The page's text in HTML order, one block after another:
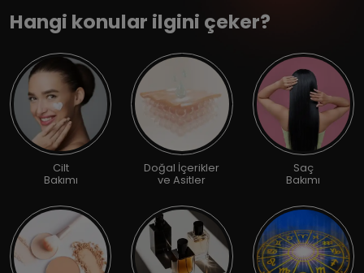
Hangi konular ilgini çeker?
Cilt
Bakımı
Doğal İçerikler
ve Asitler
Saç
Bakımı